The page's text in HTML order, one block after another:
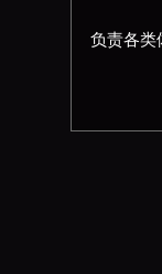
负责各类